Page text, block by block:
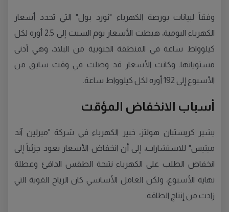
وفقاً لبيانات بورصة الكهرباء "نورد بول" التي تحدد أسعار
الكهرباء اليومية، هبطت الأسعار يوم السبت إلى 2.5 أوره لكل
كيلوواط ساعة في المنطقة الجنوبية من البلاد، وهي أدنى
مستوياتها. وكانت الأسعار قد وصلت في وقت سابق من
الأسبوع إلى 192 أوره لكل كيلوواط ساعة.
أسباب الانخفاض المؤقت
يشير كريستيان هولتز، خبير الكهرباء في شركة "ميرلين آند
ميتيس" للاستشارات، إلى أن انخفاض الأسعار يعود جزئياً إلى
انخفاض الطلب على الكهرباء نتيجة الطقس الدافئ وعطلة
نهاية الأسبوع، ولكن العامل الأساسي كان الرياح القوية التي
زادت من إنتاج الطاقة.